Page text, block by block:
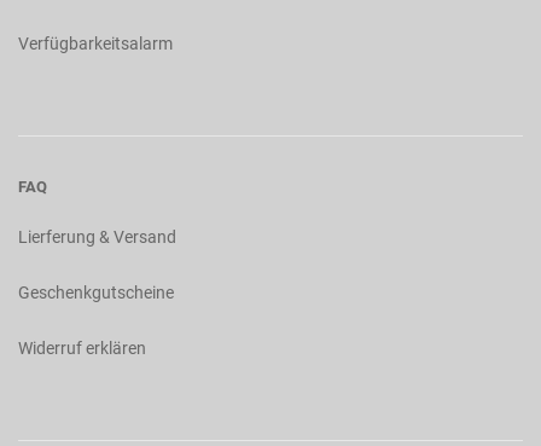
Verfügbarkeitsalarm
FAQ
Lierferung & Versand
Geschenkgutscheine
Widerruf erklären